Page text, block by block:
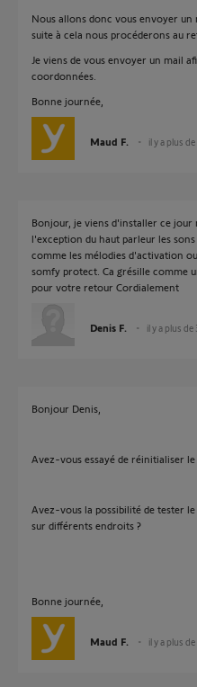
Nous allons donc vous envoyer
suite à cela nous procéderons au
Je viens de vous envoyer un mail
coordonnées.
Bonne journée,
Maud F. il y a plus
Bonjour, je viens d'installer ce
l'exception du haut parleur les
comme les mélodies d'activation
somfy protect. Ca grésille comme
pour votre retour Cordialement
Denis F. il y a plus de
Bonjour Denis,
Avez-vous essayé de réinitialiser le
Avez-vous la possibilité de tester
sur différents endroits ?
Bonne journée,
Maud F. il y a plus